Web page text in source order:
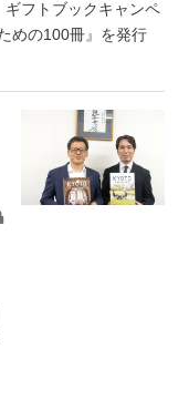
フトブックキャンペ
めの100冊』を発行